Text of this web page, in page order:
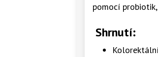
pomocí
Shrnutí: